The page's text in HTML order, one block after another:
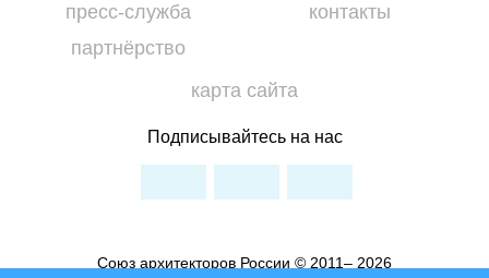
пресс-служба
партнёрство
контакты
карта сайта
Подписывайтесь на нас
Союз архитекторов России © 2011– 2026